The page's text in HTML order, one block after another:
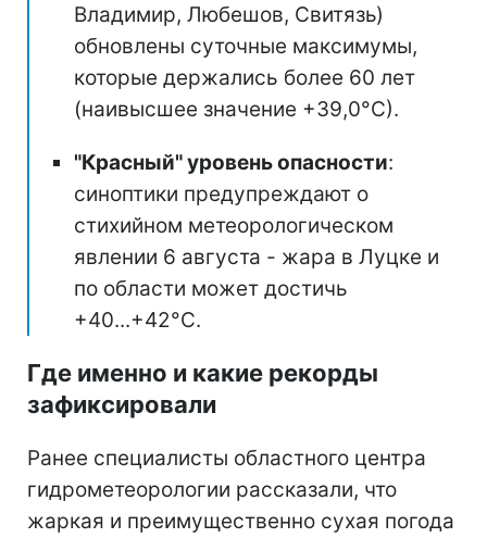
Владимир, Любешов, Свитязь)
обновлены суточные максимумы,
которые держались более 60 лет
(наивысшее значение +39,0°С).
"Красный" уровень опасности:
синоптики предупреждают о
стихийном метеорологическом
явлении 6 августа - жара в Луцке и
по области может достичь
+40...+42°С.
Где именно и какие рекорды
зафиксировали
Ранее специалисты областного центра
гидрометеорологии рассказали, что
жаркая и преимущественно сухая погода